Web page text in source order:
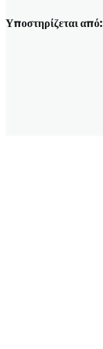
Υποστηρίζεται από: